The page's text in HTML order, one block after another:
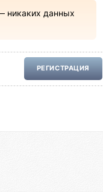
никаких данных
РЕГИСТРАЦИЯ